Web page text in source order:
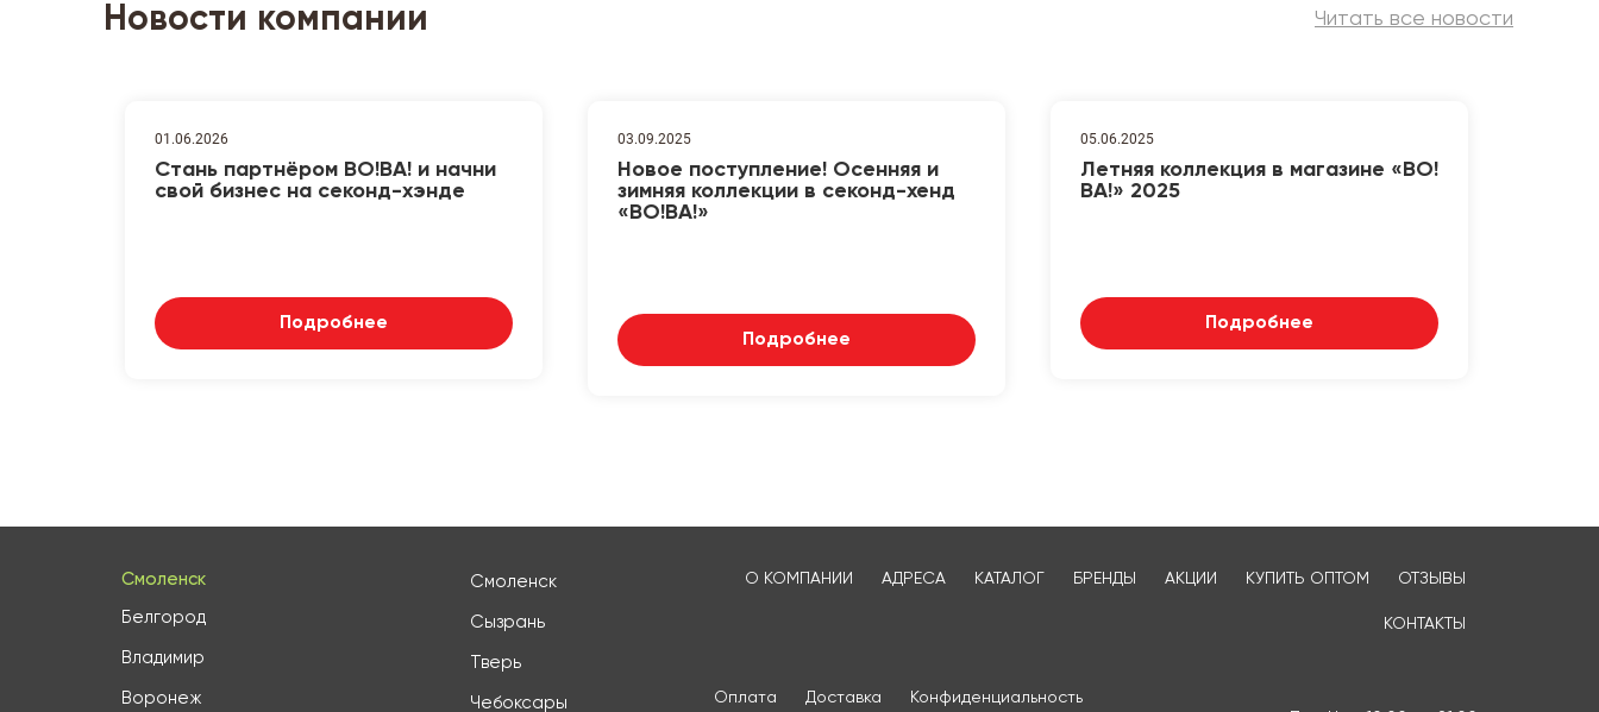
Новости компании Читать все новости
01.06.2026
Стань партнёром ВО!ВА! и начни
свой бизнес на секонд-хэнде
Подробнее
03.09.2025
Новое поступление! Осенняя и
зимняя коллекции в секонд-хенд
«ВО!ВА!»
Подробнее
05.06.2025
Летняя коллекция в магазине «ВО!
ВА!» 2025
Подробнее
Смоленск
Белгород
Владимир
Воронеж
Смоленск
Сызрань
Тверь
Чебоксары
О КОМПАНИИ АДРЕСА КАТАЛОГ БРЕНДЫ АКЦИИ КУПИТЬ ОПТОМ ОТЗЫВЫ
КОНТАКТЫ
Оплата Доставка
Конфиденциальность